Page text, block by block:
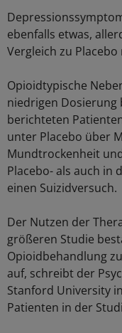
ebenfalls etwas,
Vergleich zu
Opioidtypische
niedrigen
berichteten
unter Placebo über
Mundtrockenheit
Placebo- als auch in
einen Suizidversuch.
Der Nutzen der
größeren Studie
Opioidbehandlung
auf, schreibt der
Stanford University
Patienten in der